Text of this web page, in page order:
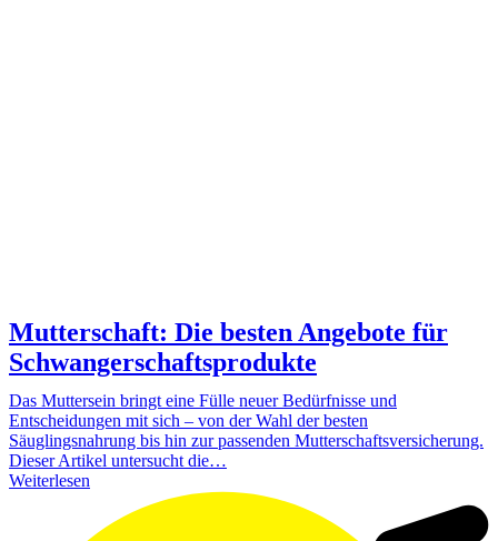
Mutterschaft: Die besten Angebote für
Schwangerschaftsprodukte
Das Muttersein bringt eine Fülle neuer Bedürfnisse und
Entscheidungen mit sich – von der Wahl der besten
Säuglingsnahrung bis hin zur passenden Mutterschaftsversicherung.
Dieser Artikel untersucht die…
Weiterlesen